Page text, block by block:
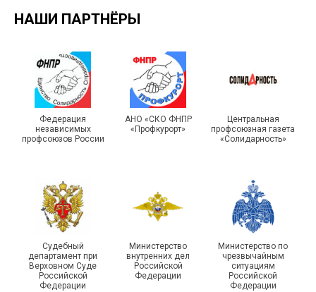
IX Туристический слёт
Московской городской
организации Профсоюза
Турслет и Спартакиада –
праздники спорта и
туризма прошли в Омской
области
Чествование ветеранов
боевых действий
Подписано соглашение с
НАШИ ПАРТНЁРЫ
Федерация
независимых
профсоюзов России
АНО «СКО ФНПР
«Профкурорт»
Центральная
профсоюзная газета
«Солидарность»
Судебный
департамент при
Верховном Суде
Российской
Федерации
Министерство
внутренних дел
Российской
Федерации
Министерство по
чрезвычайным
ситуациям
Российской
Федерации